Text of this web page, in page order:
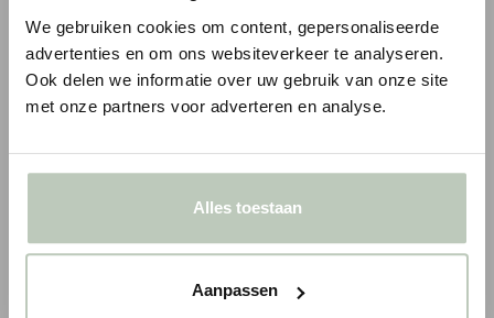
We gebruiken cookies om content, gepersonaliseerde
advertenties en om ons websiteverkeer te analyseren.
Ook delen we informatie over uw gebruik van onze site
met onze partners voor adverteren en analyse.
Alles toestaan
Aanpassen
ORAC WANDLIJST PX175
+
ORAC WANDLIJST